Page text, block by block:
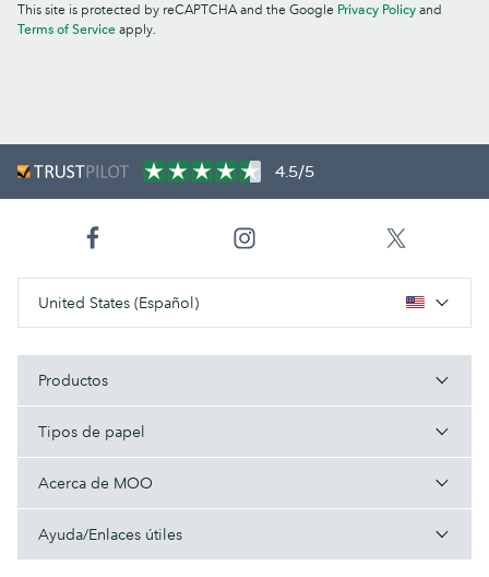
This site is protected by reCAPTCHA and the Google Privacy Policy and
Terms of Service apply.
4.5/5
United States (Español)
Productos
Tipos de papel
Acerca de MOO
Ayuda/Enlaces útiles